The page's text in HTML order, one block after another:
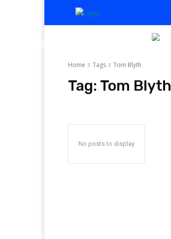
Home Tags Tom Blyth
Tag: Tom Blyth
No posts to display